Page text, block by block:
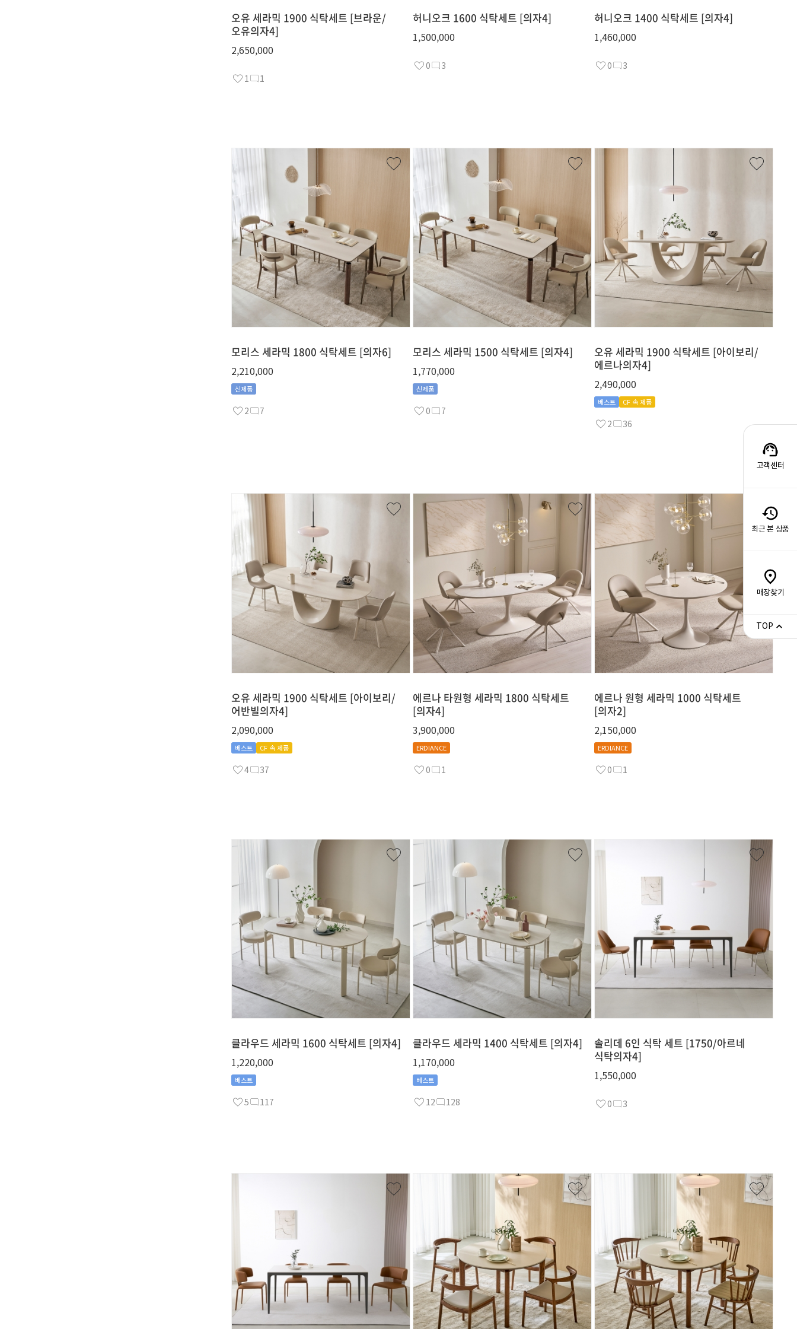
오유 세라믹 1900 식탁세트 [브라운/
오유의자4]
2,650,000
1 1
허니오크 1600 식탁세트 [의자4]
1,500,000
0 3
허니오크 1400 식탁세트 [의자4]
1,460,000
0 3
모리스 세라믹 1800 식탁세트 [의자6]
2,210,000
신제품
2 7
모리스 세라믹 1500 식탁세트 [의자4]
1,770,000
신제품
0 7
오유 세라믹 1900 식탁세트 [아이보리/
에르나의자4]
2,490,000
베스트 CF 속 제품
2 36
오유 세라믹 1900 식탁세트 [아이보리/
어반빌의자4]
2,090,000
베스트 CF 속 제품
4 37
에르나 타원형 세라믹 1800 식탁세트
[의자4]
3,900,000
ERDIANCE
0 1
에르나 원형 세라믹 1000 식탁세트
[의자2]
2,150,000
ERDIANCE
0 1
클라우드 세라믹 1600 식탁세트 [의자4]
1,220,000
베스트
5 117
클라우드 세라믹 1400 식탁세트 [의자4]
1,170,000
베스트
12 128
솔리데 6인 식탁 세트 [1750/아르네
식탁의자4]
1,550,000
0 3
고객센터
최근 본 상품
매장찾기
TOP